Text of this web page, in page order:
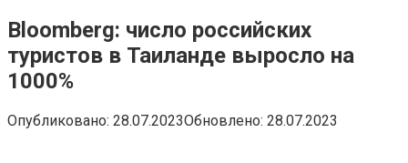
Bloomberg: число российских
туристов в Таиланде выросло на
1000%
Опубликовано: 28.07.2023Обновлено: 28.07.2023